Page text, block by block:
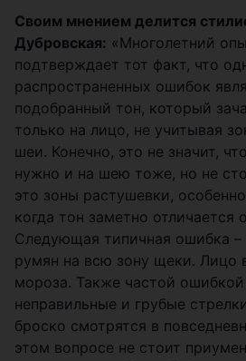
Своим мнением делится
Дубровская: «Многолетний
подтверждает тот факт, что
распространенных ошибок
подобранный тон, который
только на лицо, не учитывая
шеи. Конечно, это не значит,
нужно и на шею тоже, но не
это зоны растушевки,
когда тон заметно отличается
Следующая типичная ошибка –
румян на всю зону щеки. Лицо
мороза. Также частой
неправильные и грубые
броско смотрятся в
этом вопросе не стоит